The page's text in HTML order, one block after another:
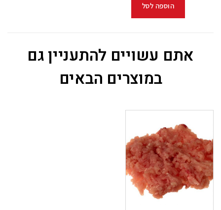
הוספה לסל
אתם עשויים להתעניין גם
במוצרים הבאים